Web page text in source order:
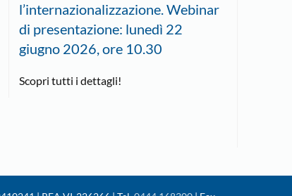
l’internazionalizzazione. Webinar
di presentazione: lunedì 22
giugno 2026, ore 10.30
Scopri tutti i dettagli!